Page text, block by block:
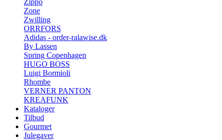
Zippo
Zone
Zwilling
ORRFORS
Adidas - order-ralawise.dk
By Lassen
Spring Copenhagen
HUGO BOSS
Luigi Bormioli
Rhombe
VERNER PANTON
KREAFUNK
Kataloger
Tilbud
Gourmet
Julegaver